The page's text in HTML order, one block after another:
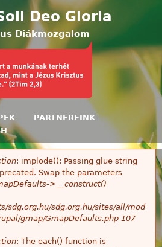
a tartalomra
Deo Gloria
Diákmozgalom
PARTNEREINK
: implode(): Passing glue string
Swap the parameters
>__construct()
sdg.org.hu/sdg.org.hu/sites/all/mod
gmap/GmapDefaults.php 107
: The each() function is